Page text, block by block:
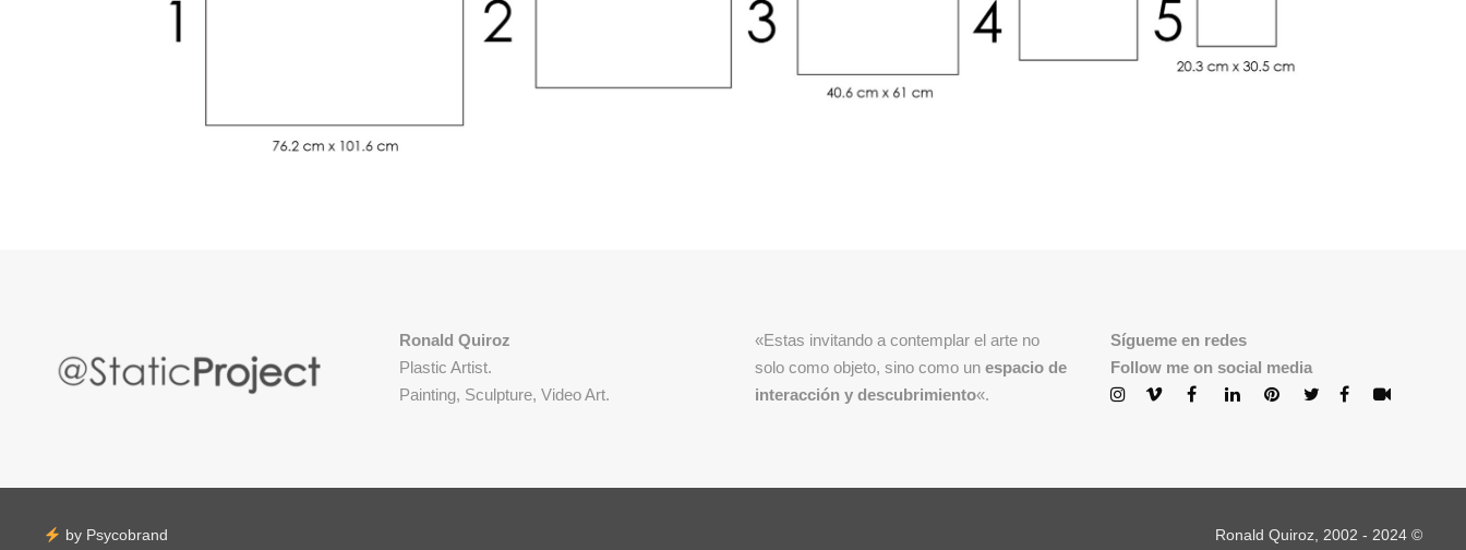
Ronald Quiroz
Plastic Artist.
Painting, Sculpture, Video Art.
«Estas invitando a contemplar el arte no
solo como objeto, sino como un espacio de
interacción y descubrimiento«.
Sígueme en redes
Follow me on social media
by Psycobrand Ronald Quiroz, 2002 - 2024 ©